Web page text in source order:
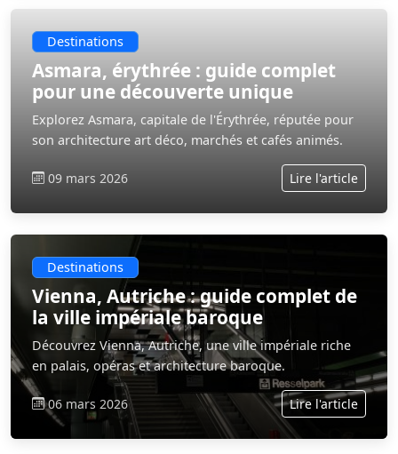
Destinations
Asmara, érythrée : guide complet
pour une découverte unique
Explorez Asmara, capitale de l'Érythrée, réputée pour
son architecture art déco, marchés et cafés animés.
09 mars 2026 Lire l'article
Destinations
Vienna, Autriche : guide complet de
la ville impériale baroque
Découvrez Vienna, Autriche, une ville impériale riche
en palais, opéras et architecture baroque.
06 mars 2026 Lire l'article